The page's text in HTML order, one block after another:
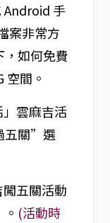
Android 手
案非常方
如何免費
空間。
雲麻吉活
五關”選
五關活動
(活動時